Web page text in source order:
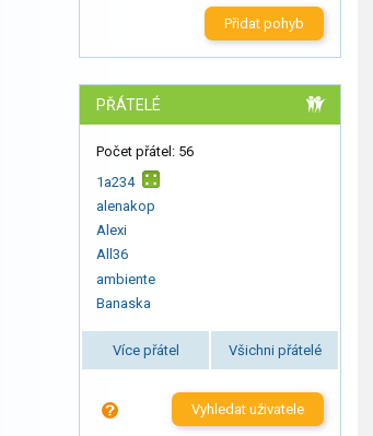
Přidat pohyb
PŘÁTELÉ
Počet přátel: 56
1a234
alenakop
Alexi
All36
ambiente
Banaska
Více přátel Všichni přátelé
Vyhledat uživatele